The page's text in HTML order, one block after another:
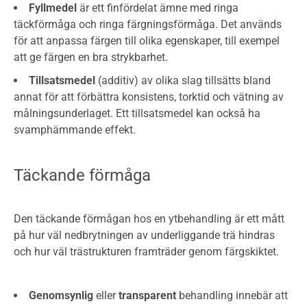
Fyllmedel är ett finfördelat ämne med ringa
täckförmåga och ringa färgningsförmåga. Det används
för att anpassa färgen till olika egenskaper, till exempel
att ge färgen en bra strykbarhet.
Tillsatsmedel (additiv) av olika slag tillsätts bland
annat för att förbättra konsistens, torktid och vätning av
målningsunderlaget. Ett tillsatsmedel kan också ha
svamphämmande effekt.
Täckande förmåga
Den täckande förmågan hos en ytbehandling är ett mått
på hur väl nedbrytningen av underliggande trä hindras
och hur väl trästrukturen framträder genom färgskiktet.
Genomsynlig ellertransparent behandling innebär att